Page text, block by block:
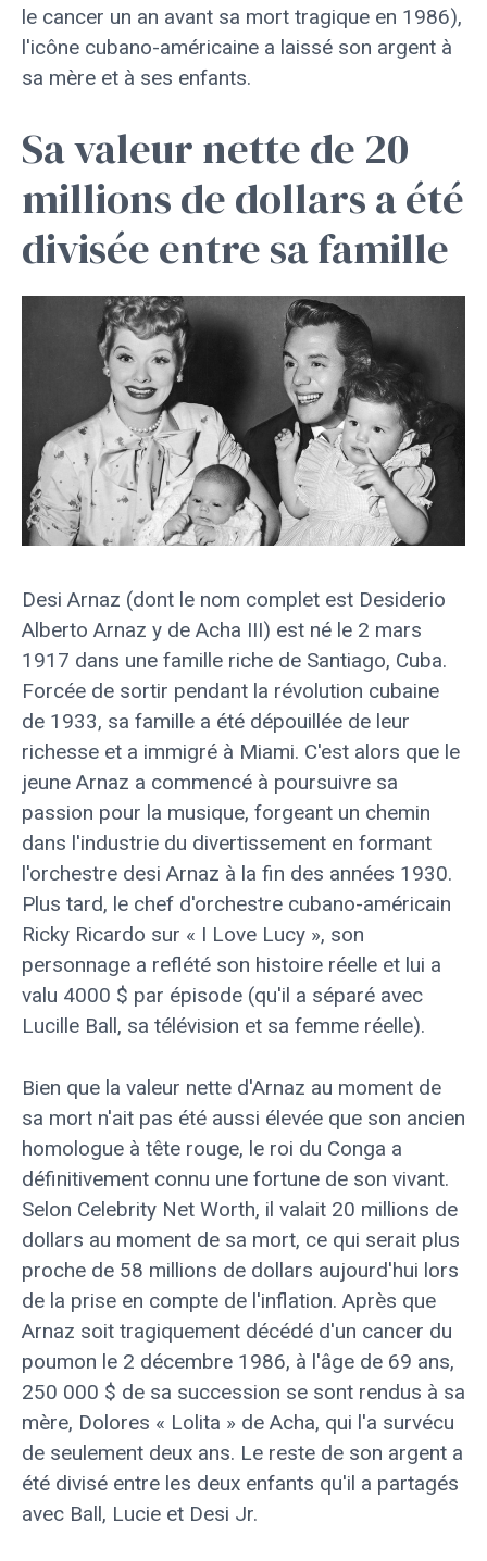
le cancer un an avant sa mort tragique en 1986),
l'icône cubano-américaine a laissé son argent à
sa mère et à ses enfants.
Sa valeur nette de 20
millions de dollars a été
divisée entre sa famille
Desi Arnaz (dont le nom complet est Desiderio
Alberto Arnaz y de Acha III) est né le 2 mars
1917 dans une famille riche de Santiago, Cuba.
Forcée de sortir pendant la révolution cubaine
de 1933, sa famille a été dépouillée de leur
richesse et a immigré à Miami. C'est alors que le
jeune Arnaz a commencé à poursuivre sa
passion pour la musique, forgeant un chemin
dans l'industrie du divertissement en formant
l'orchestre desi Arnaz à la fin des années 1930.
Plus tard, le chef d'orchestre cubano-américain
Ricky Ricardo sur « I Love Lucy », son
personnage a reflété son histoire réelle et lui a
valu 4000 $ par épisode (qu'il a séparé avec
Lucille Ball, sa télévision et sa femme réelle).
Bien que la valeur nette d'Arnaz au moment de
sa mort n'ait pas été aussi élevée que son ancien
homologue à tête rouge, le roi du Conga a
définitivement connu une fortune de son vivant.
Selon Celebrity Net Worth, il valait 20 millions de
dollars au moment de sa mort, ce qui serait plus
proche de 58 millions de dollars aujourd'hui lors
de la prise en compte de l'inflation. Après que
Arnaz soit tragiquement décédé d'un cancer du
poumon le 2 décembre 1986, à l'âge de 69 ans,
250 000 $ de sa succession se sont rendus à sa
mère, Dolores « Lolita » de Acha, qui l'a survécu
de seulement deux ans. Le reste de son argent a
été divisé entre les deux enfants qu'il a partagés
avec Ball, Lucie et Desi Jr.